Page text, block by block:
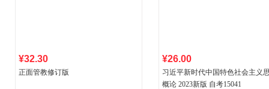
¥32.30
正面管教修订版
¥26.00
习近平新时代中国特色社会主义
概论 2023新版 自考15041